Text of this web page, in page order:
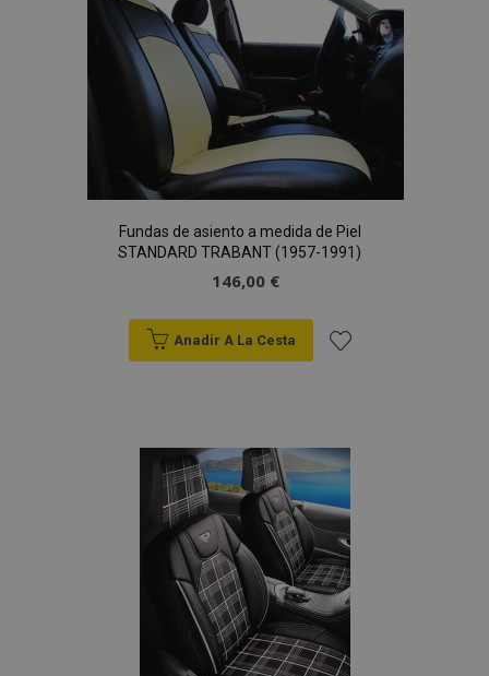
de
Deseos
Fundas de asiento a medida de Piel
STANDARD TRABANT (1957-1991)
146,00 €
Anadir A La Cesta
Lista
de
Deseos